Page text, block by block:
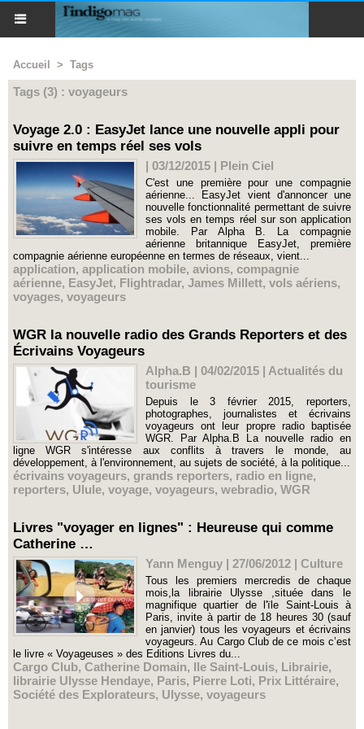
Accueil > Tags
Tags (3) : voyageurs
Voyage 2.0 : EasyJet lance une nouvelle appli pour
suivre en temps réel ses vols
| 03/12/2015 | Plein Ciel
C'est une première pour une compagnie
aérienne... EasyJet vient d'annoncer une
nouvelle fonctionnalité permettant de suivre
ses vols en temps réel sur son application
mobile. Par Alpha B. La compagnie
aérienne britannique EasyJet, première
compagnie aérienne européenne en termes de réseaux, vient...
application, application mobile, avions, compagnie
aérienne, EasyJet, Flightradar, James Millett, vols aériens,
voyages, voyageurs
WGR la nouvelle radio des Grands Reporters et des
Écrivains Voyageurs
Alpha.B | 04/02/2015 | Actualités du
tourisme
Depuis le 3 février 2015, reporters,
photographes, journalistes et écrivains
voyageurs ont leur propre radio baptisée
WGR. Par Alpha.B La nouvelle radio en
ligne WGR s'intéresse aux conflits à travers le monde, au
développement, à l'environnement, au sujets de société, à la politique...
écrivains voyageurs, grands reporters, radio en ligne,
reporters, Ulule, voyage, voyageurs, webradio, WGR
Livres "voyager en lignes" : Heureuse qui comme
Catherine …
Yann Menguy | 27/06/2012 | Culture
Tous les premiers mercredis de chaque
mois,la librairie Ulysse ,située dans le
magnifique quartier de l'ïle Saint-Louis à
Paris, invite à partir de 18 heures 30 (sauf
en janvier) tous les voyageurs et écrivains
voyageurs. Au Cargo Club de ce mois c’est
le livre « Voyageuses » des Editions Livres du...
Cargo Club, Catherine Domain, Ile Saint-Louis, Librairie,
librairie Ulysse Hendaye, Paris, Pierre Loti, Prix Littéraire,
Société des Explorateurs, Ulysse, voyageurs